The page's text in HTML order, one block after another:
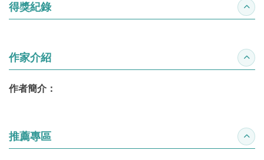
得獎紀錄 收合
作家介紹 收合
作者簡介：
推薦專區 收合